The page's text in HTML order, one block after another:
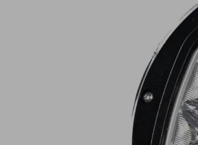
Panele świetlne LED
Opryskiwacze polowe